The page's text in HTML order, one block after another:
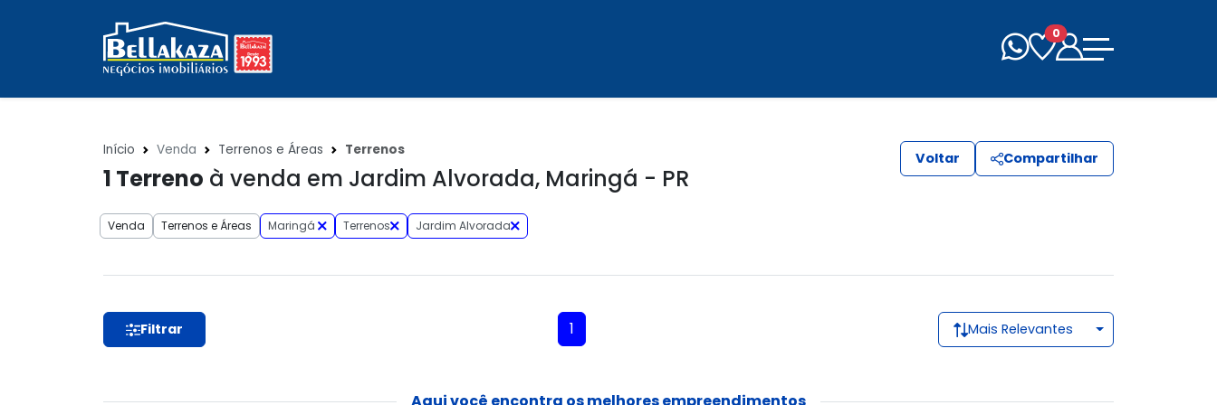
0
Início Venda Terrenos e Áreas Terrenos
1 Terreno à venda em Jardim Alvorada, Maringá - PR
Voltar Compartilhar
Venda Terrenos e Áreas Maringá Terrenos Jardim Alvorada
Filtrar 1 Mais Relevantes